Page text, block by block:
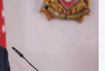
المسابقات المحلية والقارية
قدمه اللاعب برفقة اتحاد […]